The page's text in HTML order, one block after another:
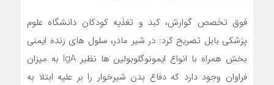
فوق تخصص گوارش، کبد و تغذیه کودکان دانشگاه علوم
پزشکی بابل تصریح کرد: در شیر مادر، سلول های زنده ایمنی
بخش همراه با انواع ایمونوگلوبولین ها نظیر IgA به میزان
فراوان وجود دارد که دفاع بدن شیرخوار را بر علیه ابتلا به